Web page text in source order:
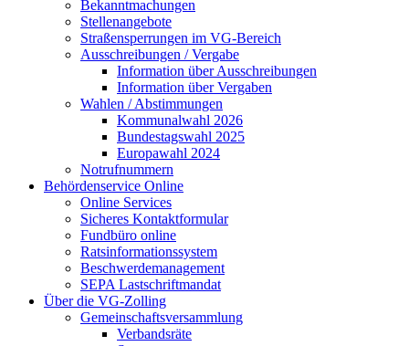
Bekanntmachungen
Stellenangebote
Straßensperrungen im VG-Bereich
Ausschreibungen / Vergabe
Information über Ausschreibungen
Information über Vergaben
Wahlen / Abstimmungen
Kommunalwahl 2026
Bundestagswahl 2025
Europawahl 2024
Notrufnummern
Behördenservice Online
Online Services
Sicheres Kontaktformular
Fundbüro online
Ratsinformationssystem
Beschwerdemanagement
SEPA Lastschriftmandat
Über die VG-Zolling
Gemeinschaftsversammlung
Verbandsräte